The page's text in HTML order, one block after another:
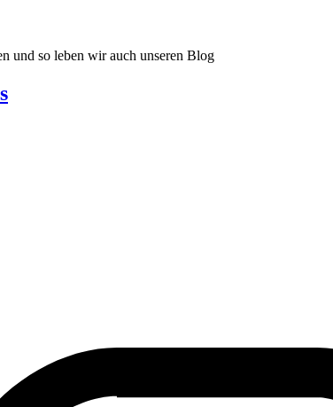
und so leben wir auch unseren Blog